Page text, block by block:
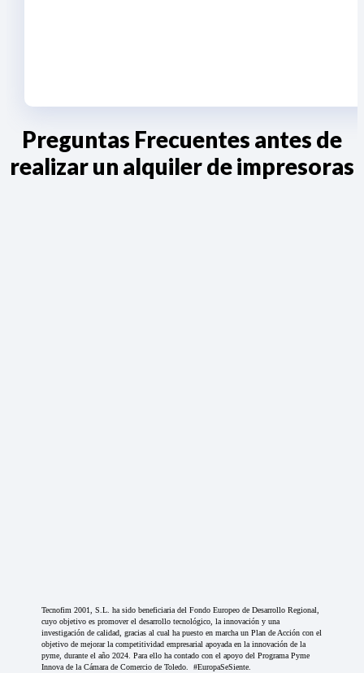
Preguntas Frecuentes antes de
realizar un alquiler de impresoras
Tecnofim 2001, S.L. ha sido beneficiaria del Fondo Europeo de Desarrollo Regional,
cuyo objetivo es promover el desarrollo tecnológico, la innovación y una
investigación de calidad, gracias al cual ha puesto en marcha un Plan de Acción con el
objetivo de mejorar la competitividad empresarial apoyada en la innovación de la
pyme, durante el año 2024. Para ello ha contado con el apoyo del Programa Pyme
Innova de la Cámara de Comercio de Toledo. #EuropaSeSiente.